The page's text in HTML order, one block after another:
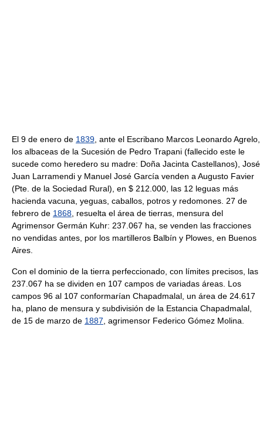
El 9 de enero de 1839 , ante el Escribano Marcos Leonardo Agrelo,
los albaceas de la Sucesión de Pedro Trapani (fallecido este le
sucede como heredero su madre: Doña Jacinta Castellanos), José
Juan Larramendi y Manuel José García venden a Augusto Favier
(Pte. de la Sociedad Rural), en $ 212.000, las 12 leguas más
hacienda vacuna, yeguas, caballos, potros y redomones. 27 de
febrero de 1868 , resuelta el área de tierras, mensura del
Agrimensor Germán Kuhr: 237.067 ha, se venden las fracciones
no vendidas antes, por los martilleros Balbín y Plowes, en Buenos
Aires.
Con el dominio de la tierra perfeccionado, con límites precisos, las
237.067 ha se dividen en 107 campos de variadas áreas. Los
campos 96 al 107 conformarían Chapadmalal, un área de 24.617
ha, plano de mensura y subdivisión de la Estancia Chapadmalal,
de 15 de marzo de 1887 , agrimensor Federico Gómez Molina.